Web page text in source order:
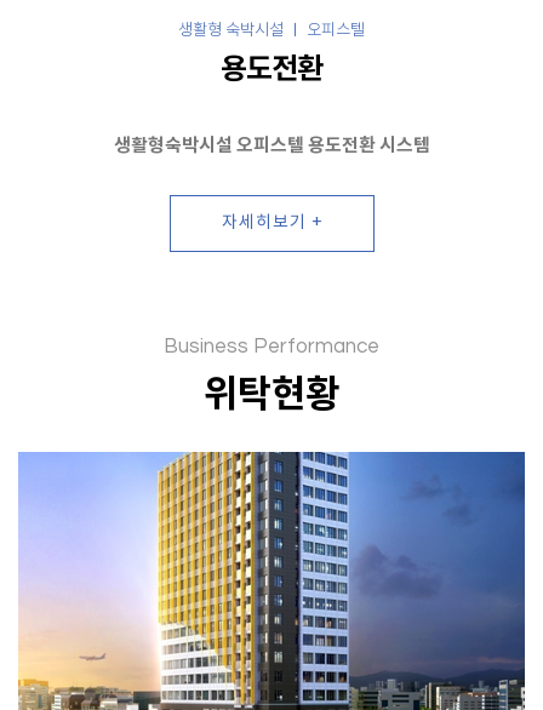
생활형 숙박시설 ㅣ 오피스텔
용도전환
생활형숙박시설 오피스텔 용도전환 시스템
자세히보기 +
Business Performance
위탁현황